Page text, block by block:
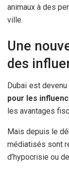
animaux à des
ville.
Une
des
Dubaï est
pour les
les avantages
Mais depuis le
médiatisés sont
d’hypocrisie ou